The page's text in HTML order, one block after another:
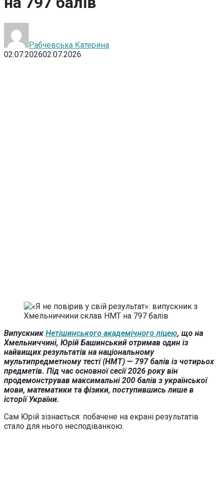
Рабчевська Катерина
02.07.202602.07.2026
Випускник Нетішинського академічного ліцею, що на
Хмельниччині, Юрій Башинський отримав один із
найвищих результатів на національному
мультипредметному тесті (НМТ) — 797 балів із чотирьох
предметів. Під час основної сесії 2026 року він
продемонстрував максимальні 200 балів з української
мови, математики та фізики, поступившись лише в
історії України.
Сам Юрій зізнається: побачене на екрані результатів
стало для нього несподіванкою.